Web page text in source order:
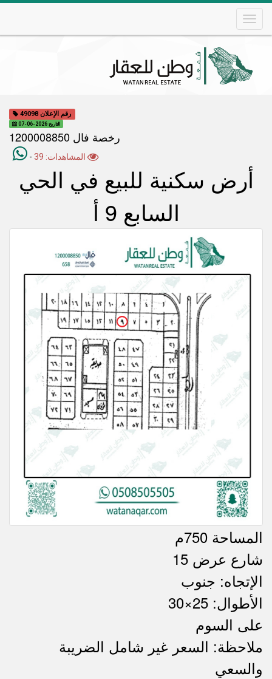
Skip
رقم الإعلان 49098
التاريخ 2026-06-07
رخصة فال 1200008850
-
أرض سكنية للبيع في الحي
السابع 9 أ
المساحة 750م
شارع عرض 15
الإتجاه: جنوب
الأطوال: 25×30
على السوم
ملاحظاتملاحظة: السعر غير شامل الضريبة
والسعي